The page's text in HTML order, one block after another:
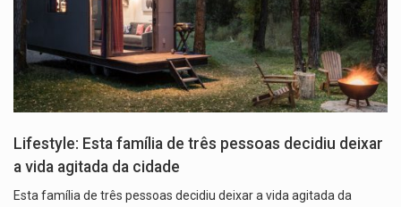
Lifestyle: Esta família de três pessoas decidiu deixar
a vida agitada da cidade
Esta família de três pessoas decidiu deixar a vida agitada da